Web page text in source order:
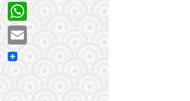
Reddit
WhatsApp
Email